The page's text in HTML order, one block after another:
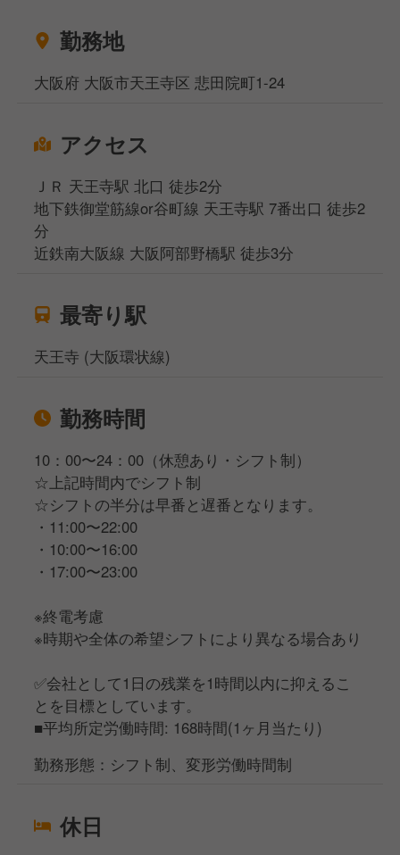
勤務地
大阪府 大阪市天王寺区 悲田院町1-24
アクセス
ＪＲ 天王寺駅 北口 徒歩2分
地下鉄御堂筋線or谷町線 天王寺駅 7番出口 徒歩2
分
近鉄南大阪線 大阪阿部野橋駅 徒歩3分
最寄り駅
天王寺 (大阪環状線)
勤務時間
10：00〜24：00（休憩あり・シフト制）
☆上記時間内でシフト制
☆シフトの半分は早番と遅番となります。
・11:00〜22:00
・10:00〜16:00
・17:00〜23:00
※終電考慮
※時期や全体の希望シフトにより異なる場合あり
✅会社として1日の残業を1時間以内に抑えるこ
とを目標としています。
■平均所定労働時間: 168時間(1ヶ月当たり)
勤務形態：シフト制、変形労働時間制
休日